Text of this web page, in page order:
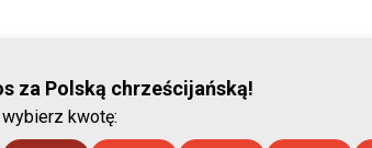
©
za Polską chrześcijańską!
wybierz kwotę: